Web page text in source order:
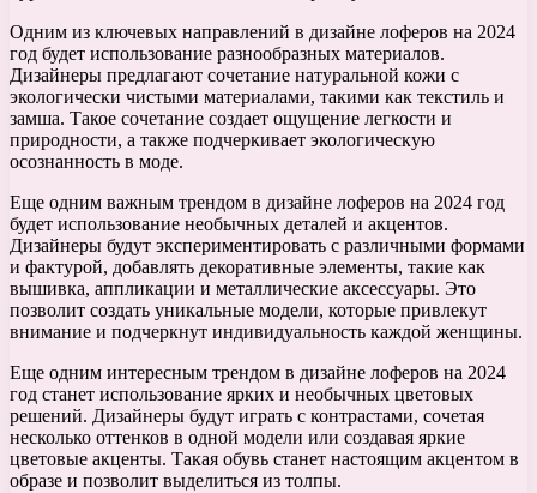
Одним из ключевых направлений в дизайне лоферов на 2024
год будет использование разнообразных материалов.
Дизайнеры предлагают сочетание натуральной кожи с
экологически чистыми материалами, такими как текстиль и
замша. Такое сочетание создает ощущение легкости и
природности, а также подчеркивает экологическую
осознанность в моде.
Еще одним важным трендом в дизайне лоферов на 2024 год
будет использование необычных деталей и акцентов.
Дизайнеры будут экспериментировать с различными формами
и фактурой, добавлять декоративные элементы, такие как
вышивка, аппликации и металлические аксессуары. Это
позволит создать уникальные модели, которые привлекут
внимание и подчеркнут индивидуальность каждой женщины.
Еще одним интересным трендом в дизайне лоферов на 2024
год станет использование ярких и необычных цветовых
решений. Дизайнеры будут играть с контрастами, сочетая
несколько оттенков в одной модели или создавая яркие
цветовые акценты. Такая обувь станет настоящим акцентом в
образе и позволит выделиться из толпы.